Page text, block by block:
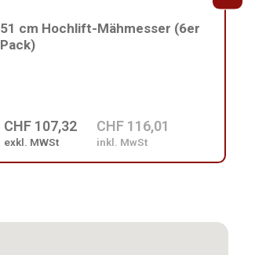
51 cm Hochlift-Mähmesser (6er
Pack)
CHF 107,32
exkl. MWSt
CHF 116,01
inkl. MwSt